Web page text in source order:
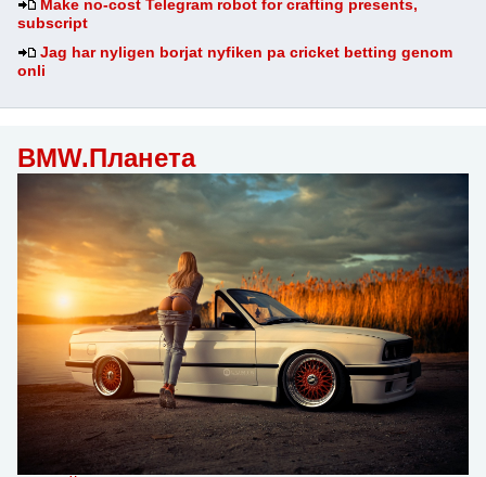
Make no-cost Telegram robot for crafting presents,
subscript
Jag har nyligen borjat nyfiken pa cricket betting genom
onli
BMW.Планета